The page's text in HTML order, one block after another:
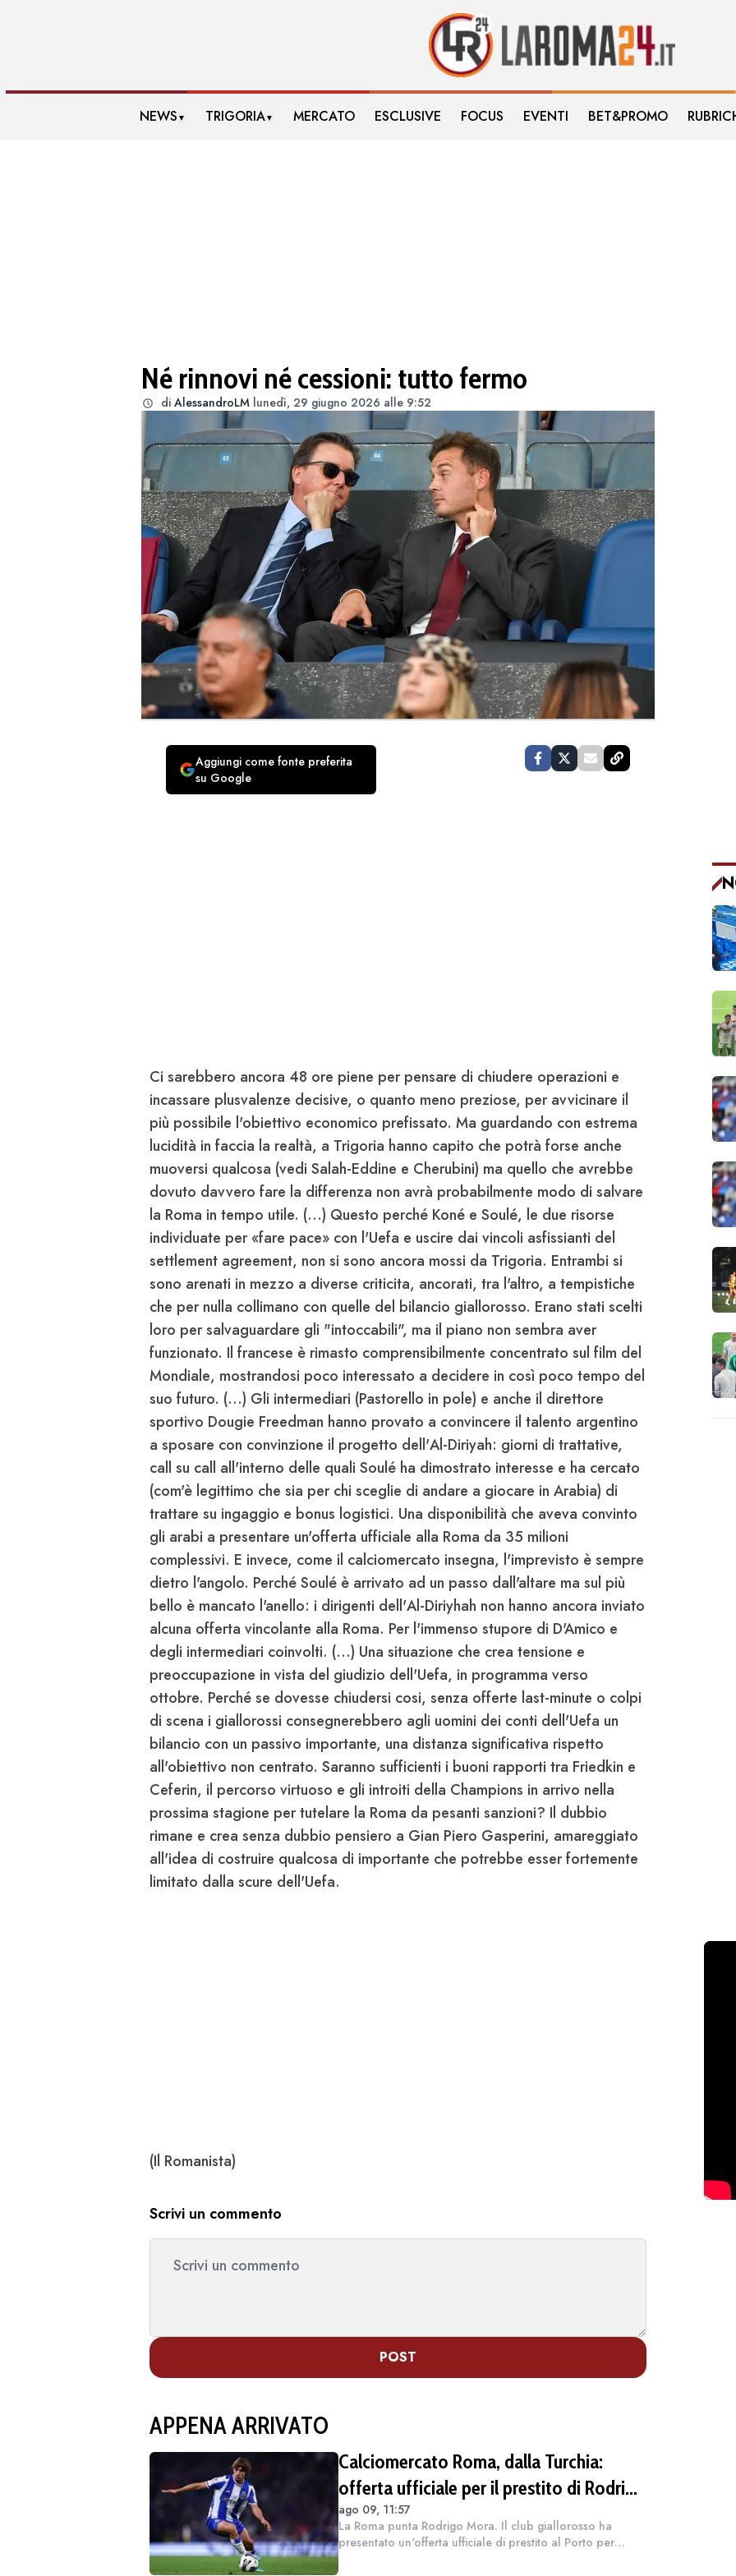
NEWS ▼ TRIGORIA▼ MERCATO ESCLUSIVE FOCUS EVENTI BET&PROMO
Né rinnovi né cessioni: tutto fermo
di AlessandroLM lunedì, 29 giugno 2026 alle 9:52
Aggiungi come fonte preferita
su Google
Ci sarebbero ancora 48 ore piene per pensare di chiudere operazioni e
incassare plusvalenze decisive, o quanto meno preziose, per avvicinare il
più possibile l'obiettivo economico prefissato. Ma guardando con estrema
lucidità in faccia la realtà, a Trigoria hanno capito che potrà forse anche
muoversi qualcosa (vedi Salah-Eddine e Cherubini) ma quello che avrebbe
dovuto davvero fare la differenza non avrà probabilmente modo di salvare
la Roma in tempo utile. (...) Questo perché Koné e Soulé, le due risorse
individuate per «fare pace» con l'Uefa e uscire dai vincoli asfissianti del
settlement agreement, non si sono ancora mossi da Trigoria. Entrambi si
sono arenati in mezzo a diverse criticita, ancorati, tra l'altro, a tempistiche
che per nulla collimano con quelle del bilancio giallorosso. Erano stati scelti
loro per salvaguardare gli "intoccabili", ma il piano non sembra aver
funzionato. Il francese è rimasto comprensibilmente concentrato sul film del
Mondiale, mostrandosi poco interessato a decidere in così poco tempo del
suo futuro. (...) Gli intermediari (Pastorello in pole) e anche il direttore
sportivo Dougie Freedman hanno provato a convincere il talento argentino
a sposare con convinzione il progetto dell'Al-Diriyah: giorni di trattative,
call su call all'interno delle quali Soulé ha dimostrato interesse e ha cercato
(com'è legittimo che sia per chi sceglie di andare a giocare in Arabia) di
trattare su ingaggio e bonus logistici. Una disponibilità che aveva convinto
gli arabi a presentare un'offerta ufficiale alla Roma da 35 milioni
complessivi. E invece, come il calciomercato insegna, l'imprevisto è sempre
dietro l'angolo. PerchéSoulé è arrivato ad un passo dall'altare ma sul più
bello è mancato l'anello: i dirigenti dell'Al-Diriyhah non hanno ancora inviato
alcuna offerta vincolante alla Roma. Per l'immenso stupore di D'Amico e
degli intermediari coinvolti. (...) Una situazione che crea tensione e
preoccupazione in vista del giudizio dell'Uefa, in programma verso
ottobre. Perché se dovesse chiudersi cosi, senza offerte last-minute o colpi
di scena i giallorossi consegnerebbero agli uomini dei conti dell'Uefa un
bilancio con un passivo importante, una distanza significativa rispetto
all'obiettivo non centrato. Saranno sufficienti i buoni rapporti tra Friedkin e
Ceferin, il percorso virtuoso e gli introiti della Champions in arrivo nella
prossima stagione per tutelare la Roma da pesanti sanzioni? Il dubbio
rimane e crea senza dubbio pensiero a Gian Piero Gasperini, amareggiato
all'idea di costruire qualcosa di importante che potrebbe esser fortemente
limitato dalla scure dell'Uefa.
(Il Romanista)
Scrivi un commento
POST
APPENA ARRIVATO
Calciomercato Roma, dalla Turchia:
offerta ufficiale per il prestito di Rodrigo
Mora del Porto, il Galatasaray è avanti
ago 09, 11:57
La Roma punta Rodrigo Mora. Il club giallorosso ha
presentato un'offerta ufficiale di prestito al Porto per